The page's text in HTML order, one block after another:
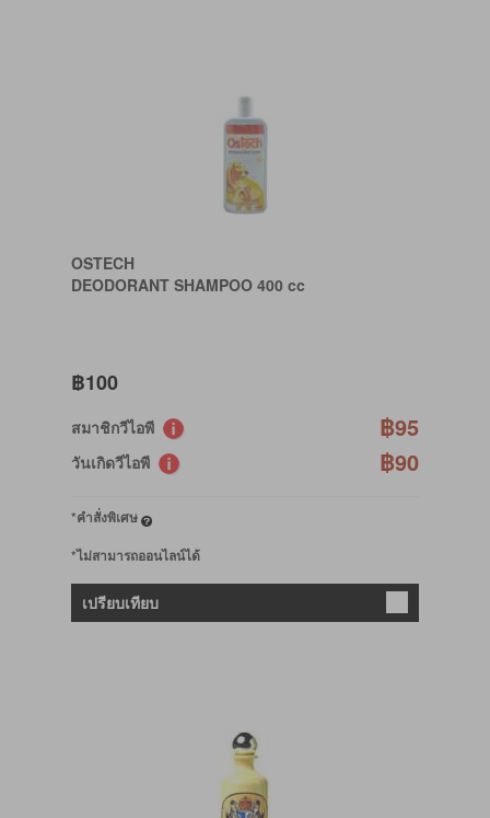
OSTECH
DEODORANT SHAMPOO 400 cc
฿100
สมาชิกวีไอพี ฿95
วันเกิดวีไอพี ฿90
*คำสั่งพิเศษ
*ไม่สามารถออนไลน์ได้
เปรียบเทียบ